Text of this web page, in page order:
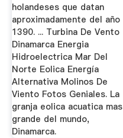
holandeses que datan
aproximadamente del año
1390. ... Turbina De Vento
Dinamarca Energia
Hidroelectrica Mar Del
Norte Eolica Energía
Alternativa Molinos De
Viento Fotos Geniales. La
granja eolica acuatica mas
grande del mundo,
Dinamarca.